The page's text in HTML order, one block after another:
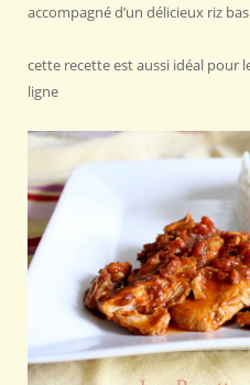
accompagné d’un délicieux riz
cette recette est aussi idéal pour
ligne